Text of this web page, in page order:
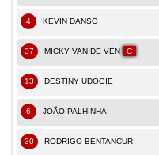
4 KEVIN DANSO
37 MICKY VAN DE VEN C
13 DESTINY UDOGIE
6 JOÃO PALHINHA
30 RODRIGO BENTANCUR